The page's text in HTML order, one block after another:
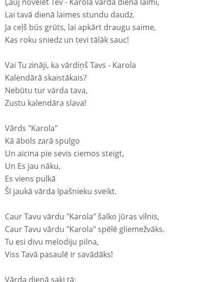
Lai tavā dienā laimes stundu daudz.
Ja ceļš būs grūts, lai apkārt draugu saime,
Kas roku sniedz un tevi tālāk sauc!
Vai Tu zināji, ka vārdiņš Tavs - Karola
Kalendārā skaistākais?
Nebūtu tur vārda tava,
Zustu kalendāra slava!
Vārds "Karola"
Kā ābols zarā spulgo
Un aicina pie sevis ciemos steigt,
Un Es jau nāku,
Es viens pulkā
Šī jaukā vārda īpašnieku sveikt.
Caur Tavu vārdu "Karola" šalko jūras vilnis,
Caur Tavu vārdu "Karola" spēlē gliemežvāks.
Tu esi divu melodiju pilna,
Viss Tavā pasaulē ir savādāks!
Vārda dienā saki tā: